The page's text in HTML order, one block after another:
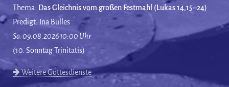
Thema: Das Gleichnis vom großen Festmahl (Lukas 14,15–24)
Predigt: Ina Bülles
So. 09.08.2026 10:00 Uhr
(10. Sonntag Trinitatis)
Weitere Gottesdienste